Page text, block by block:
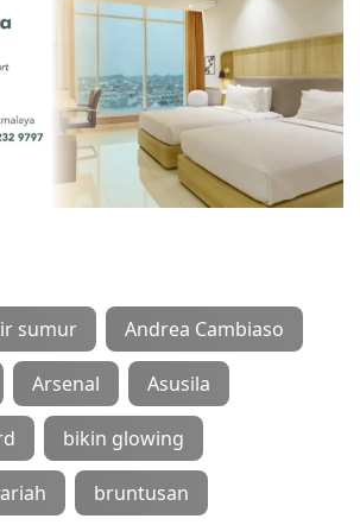
sumur Andrea Cambiaso
Arsenal Asusila
bikin glowing
bruntusan